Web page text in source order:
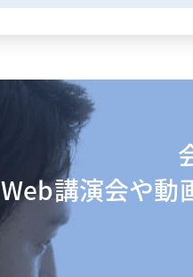
Web講演会や動